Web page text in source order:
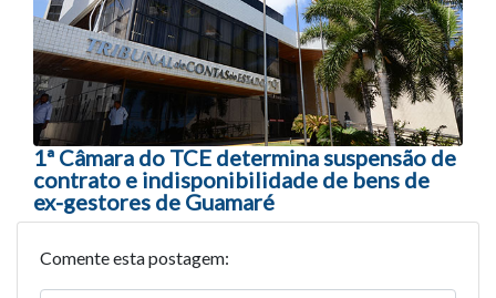
1ª Câmara do TCE determina suspensão de
contrato e indisponibilidade de bens de
ex-gestores de Guamaré
Comente esta postagem: